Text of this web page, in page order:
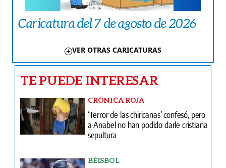
Caricatura del 7 de agosto de 2026
VER OTRAS CARICATURAS
TE PUEDE INTERESAR
CRÓNICA ROJA
‘Terror de las chiricanas’ confesó, pero
a Anabel no han podido darle cristiana
sepultura
BÉISBOL